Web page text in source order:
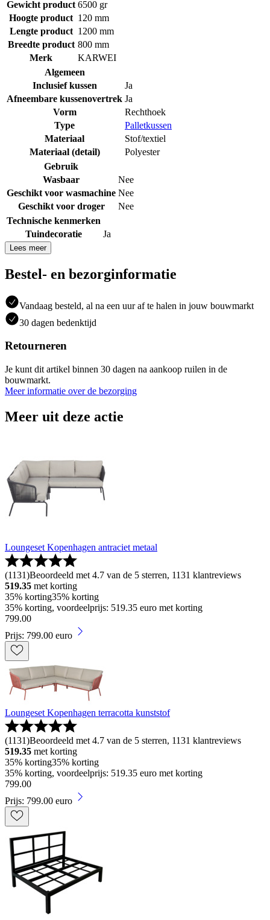
Gewicht product 6500 gr
Hoogte product 120 mm
Lengte product 1200 mm
Breedte product 800 mm
Merk
KARWEI
Algemeen
Inclusief kussen
Ja
Afneembare kussenovertrek Ja
Vorm
Rechthoek
Type
Palletkussen
Materiaal
Stof/textiel
Materiaal (detail)
Polyester
Gebruik
Wasbaar
Nee
Geschikt voor wasmachine Nee
Geschikt voor droger
Nee
Technische kenmerken
Tuindecoratie
Ja
Lees meer
Bestel- en bezorginformatie
Vandaag besteld, al na een uur af te halen in jouw bouwmarkt
30 dagen bedenktijd
Retourneren
Je kunt dit artikel binnen 30 dagen na aankoop ruilen in de
bouwmarkt.
Meer informatie over de bezorging
Meer uit deze actie
Loungeset Kopenhagen antraciet metaal
(1131)Beoordeeld met 4.7 van de 5 sterren, 1131 klantreviews
519.35 met korting
35% korting35% korting
35% korting, voordeelprijs: 519.35 euro met korting
799.00
Prijs: 799.00 euro
Loungeset Kopenhagen terracotta kunststof
(1131)Beoordeeld met 4.7 van de 5 sterren, 1131 klantreviews
519.35 met korting
35% korting35% korting
35% korting, voordeelprijs: 519.35 euro met korting
799.00
Prijs: 799.00 euro